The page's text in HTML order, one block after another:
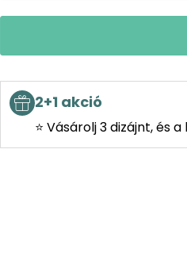
2+1 akció
⭐ Vásárolj 3 dizájnt, és